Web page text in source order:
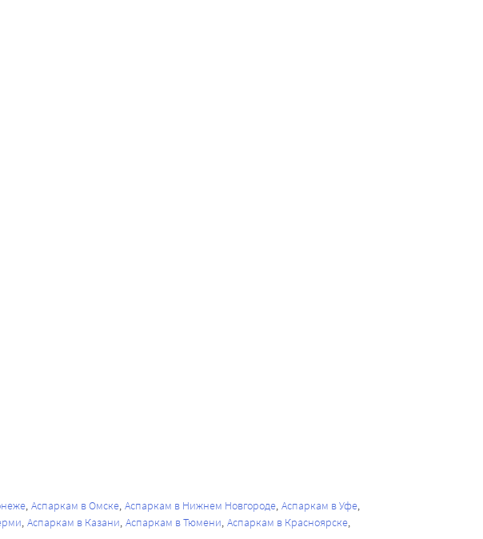
Аспаркам в Омске Аспаркам в Нижнем Новгороде Аспаркам в Уфе
Аспаркам в Казани Аспаркам в Тюмени Аспаркам в Красноярске